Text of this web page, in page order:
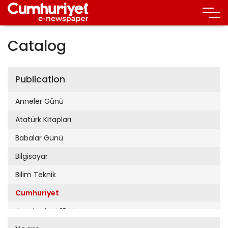
Catalog
Publication
Anneler Günü
Atatürk Kitapları
Babalar Günü
Bilgisayar
Bilim Teknik
Cumhuriyet
Cumhuriyet 19 Mayıs